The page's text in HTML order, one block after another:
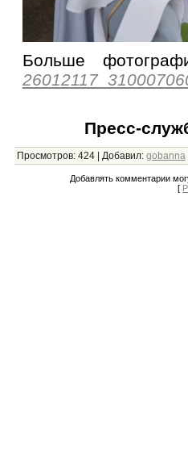
Больше
Пресс-
Просмотров: 424| Добавил: gobanna
Добавлять комментарии
[